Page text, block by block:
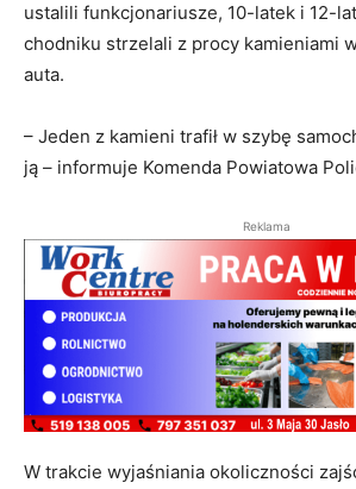
ustalili funkcjonariusze, 10-latek i 12-
chodniku strzelali z procy kamieniami
auta.
– Jeden z kamieni trafił w szybę
ją – informuje Komenda Powiatowa
Reklama
W trakcie wyjaśniania okoliczności